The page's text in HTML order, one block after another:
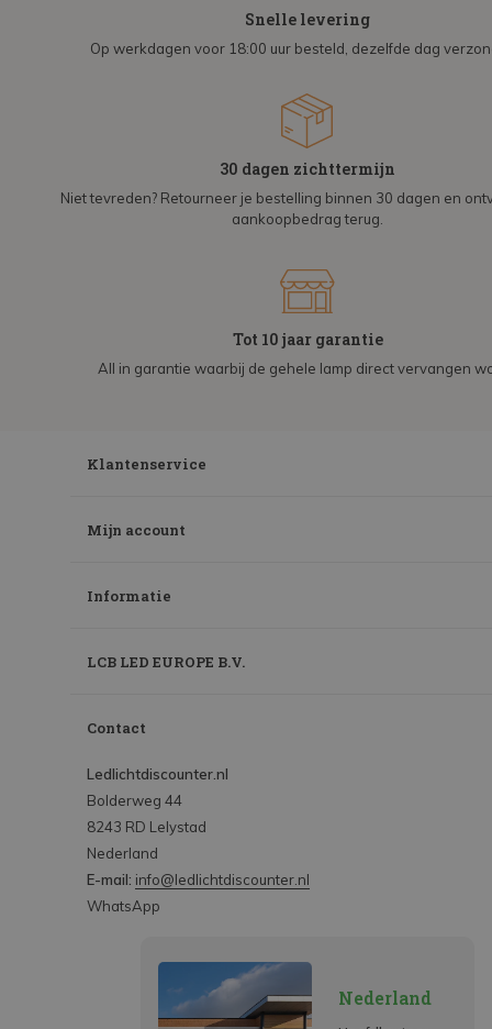
Snelle levering
Op werkdagen voor 18:00 uur besteld, dezelfde dag
30 dagen zichttermijn
Niet tevreden? Retourneer je bestelling binnen 30 dagen en
aankoopbedrag terug.
Tot 10 jaar garantie
All in garantie waarbij de gehele lamp direct vervangen
Klantenservice
Mijn account
Informatie
LCB LED EUROPE B.V.
Contact
Ledlichtdiscounter.nl
Bolderweg 44
8243 RD Lelystad
Nederland
E-mail: info@ledlichtdiscounter.nl
WhatsApp
Nederland